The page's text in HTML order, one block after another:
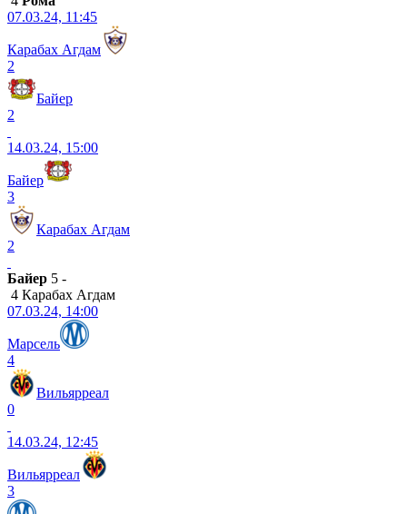
07.03.24, 11:45
Карабах Агдам
2
Байер
2
14.03.24, 15:00
Байер
3
Карабах Агдам
2
Байер 5 -
4 Карабах Агдам
07.03.24, 14:00
Марсель
4
Вильярреал
0
14.03.24, 12:45
Вильярреал
3